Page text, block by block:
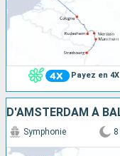
Payez en 4X
Symphonie 8